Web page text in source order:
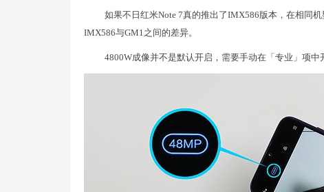
如果不日红米Note 7真的推出了IMX586版本，在相同
IMX586与GM1之间的差异。
4800W成像并不是默认开启，需要手动在「专业」项中